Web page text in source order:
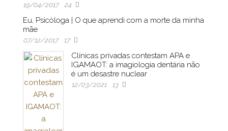
19/04/2017 24
Eu, Psicóloga | O que aprendi com a morte da minha
mãe
07/12/2017 17
Clínicas privadas contestam APA e
IGAMAOT: a imagiologia dentária não
é um desastre nuclear
12/03/2021 13